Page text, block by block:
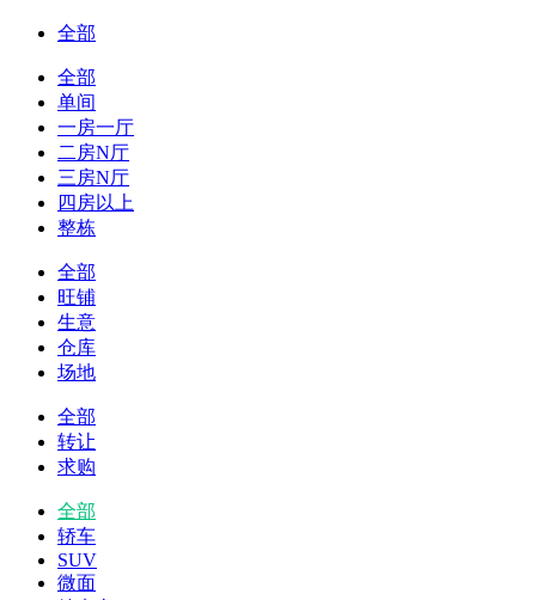
全部
全部
单间
一房一厅
二房N厅
三房N厅
四房以上
整栋
全部
旺铺
生意
仓库
场地
全部
转让
求购
全部
轿车
SUV
微面